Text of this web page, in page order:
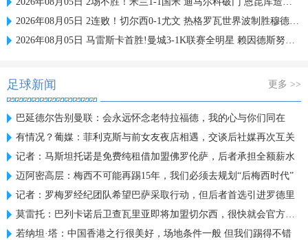
2026年08月05日 2连败！切尔西0-1尤文 热格罗瓦世界波制胜穆德里克时隔614天复出
2026年08月05日 马雷斯卡首胜!曼城3-1K联赛全明星 赖因德斯努里破门塞梅尼奥助攻
足球新闻 更多 >>
巴延德尔告别曼联：会永远怀念老特拉福德，我的心与你们同在
有情况？葡媒：菲利克斯与前女友夜店相遇，交谈后社媒再次互关
记者：马斯坦托诺是免费纯租借加盟佛罗伦萨，后者承担全额薪水
迈阿密高层：梅西不可能再踢15年，我们必须去规划“后梅西时代”
记者：罗梅罗经纪团队希望巴萨采取行动，但后者首选引进罗德里
莫雷托：巴列卡诺后卫查瓦里亚即将加盟切尔西，很快就会官方宣布
若纳坦·塔：中国香港之行很美好，场地条件一般 但我们踢得不错